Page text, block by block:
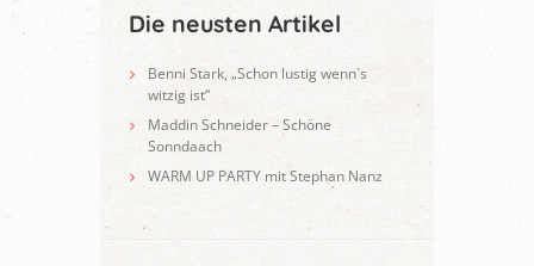
Die neusten Artikel
Benni Stark, „Schon lustig wenn`s
witzig ist“
Maddin Schneider – Schöne
Sonndaach
WARM UP PARTY mit Stephan Nanz